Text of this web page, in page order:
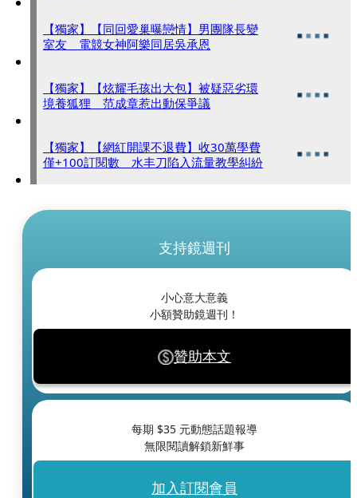
【獨家】【同回愛巢曝戀情】男團隊長變
室友 電競女神阿樂同居吳承恩
【獨家】【炫耀毛孩出大包】被疑惡劣環
境養狐狸 范成章惹出動保爭議
【獨家】【網紅開課不退費】收30萬學費
僅+100訂閱數 水丰刀陷入流量教學糾紛
支持鏡週刊
小心意大意義
小額贊助鏡週刊！
贊助本文
每期 $35 元動態話題報導
無限閱讀解鎖新鮮事
加入訂閱會員